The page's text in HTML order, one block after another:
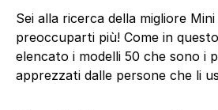
Sei alla ricerca della migliore
preoccuparti più! Come in
elencato i modelli 50 che sono i
apprezzati dalle persone che li